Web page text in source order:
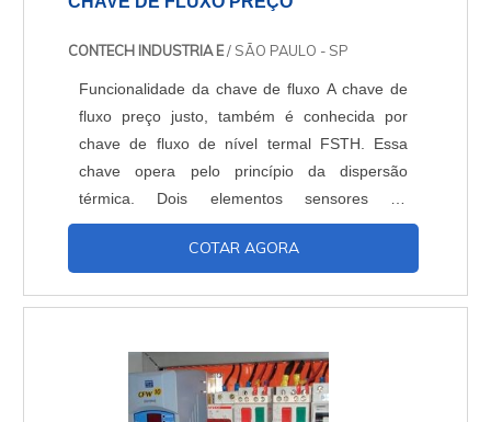
CONTECH INDUSTRIA E/ SÃO PAULO - SP
Funcionalidade da chave de fluxo A chave de
fluxo preço justo, também é conhecida por
chave de fluxo de nível termal FSTH. Essa
chave opera pelo princípio da dispersão
térmica. Dois elementos sensores de
temperatura RTD, estão dispostos lado a lado,
em terminações separadas. A diferença de
pela eletrônica, que a compara com o ponto de
relé. O primeiro RTD de....
COTAR AGORA